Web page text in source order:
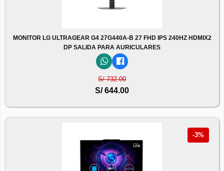
MONITOR LG ULTRAGEAR G4 27G440A-B 27 FHD IPS 240HZ HDMIX2
DP SALIDA PARA AURICULARES
S/ 732.00
S/ 644.00
-3%